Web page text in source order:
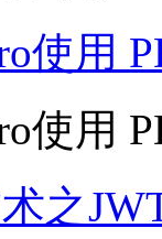
使用
使用
之